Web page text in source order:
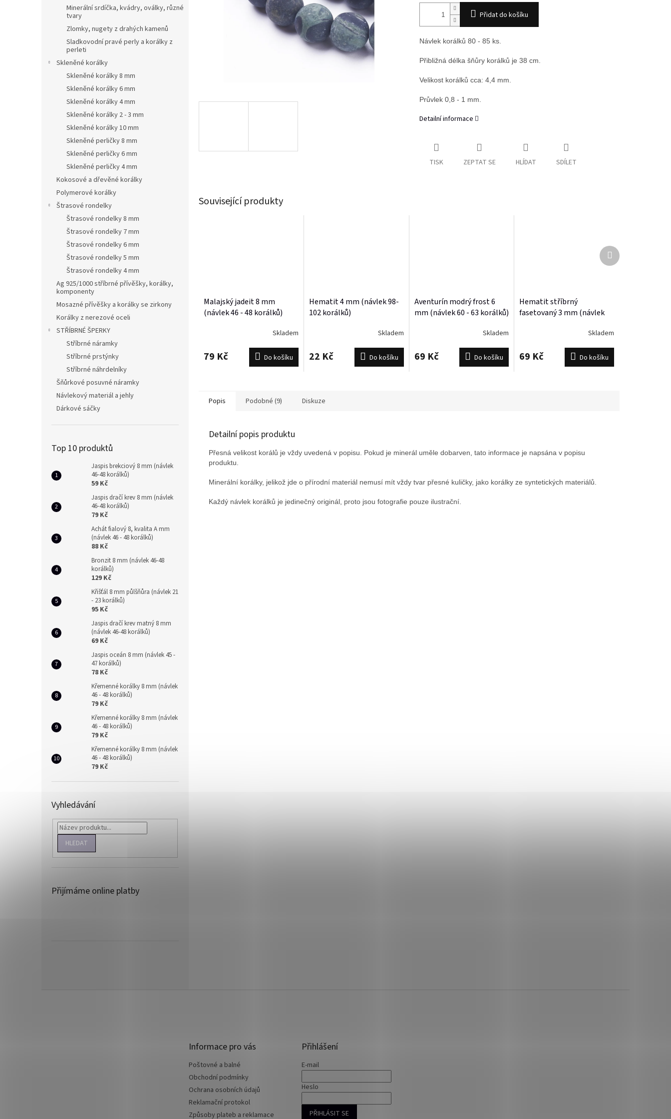
Minerální srdíčka, kvádry, oválky, různé
tvary
Zlomky, nugety z drahých kamenů
Sladkovodní pravé perly a korálky z
perleti
Skleněné korálky
Skleněné korálky 8 mm
Skleněné korálky 6 mm
Skleněné korálky 4 mm
Skleněné korálky 2 - 3 mm
Skleněné korálky 10 mm
Skleněné perličky 8 mm
Skleněné perličky 6 mm
Skleněné perličky 4 mm
Kokosové a dřevěné korálky
Polymerové korálky
Štrasové rondelky
Štrasové rondelky 8 mm
Štrasové rondelky 7 mm
Štrasové rondelky 6 mm
Štrasové rondelky 5 mm
Štrasové rondelky 4 mm
Ag 925/1000 stříbrné přívěšky, korálky,
komponenty
Mosazné přívěšky a korálky se zirkony
Korálky z nerezové oceli
STŘÍBRNÉ ŠPERKY
Stříbrné náramky
Stříbrné prstýnky
Stříbrné náhrdelníky
Šňůrkové posuvné náramky
Návlekový materiál a jehly
Dárkové sáčky
Top 10 produktů
Jaspis brekciový 8 mm (návlek
46-48 korálků)
59 Kč
Jaspis dračí krev 8 mm (návlek
46-48 korálků)
79 Kč
Achát fialový 8, kvalita A mm
(návlek 46 - 48 korálků)
88 Kč
Bronzit 8 mm (návlek 46-48
korálků)
129 Kč
Křišťál 8 mm půlšňůra (návlek 21
- 23 korálků)
95 Kč
Jaspis dračí krev matný 8 mm
(návlek 46-48 korálků)
69 Kč
Jaspis oceán 8 mm (návlek 45 -
47 korálků)
78 Kč
Křemenné korálky 8 mm (návlek
46 - 48 korálků)
79 Kč
Křemenné korálky 8 mm (návlek
46 - 48 korálků)
79 Kč
Křemenné korálky 8 mm (návlek
46 - 48 korálků)
79 Kč
Vyhledávání
HLEDAT
Přijímáme online platby
Přidat do košíku
Návlek korálků 80 - 85 ks.
Přibližná délka šňůry korálků je 38 cm.
Velikost korálků cca: 4,4 mm.
Průvlek 0,8 - 1 mm.
Detailní informace
TISK ZEPTAT SE HLÍDAT SDÍLET
Související produkty
Malajský jadeit 8 mm
(návlek 46 - 48 korálků)
Skladem
79 Kč Do košíku
Hematit 4 mm (návlek 98-
102 korálků)
Skladem
22 Kč Do košíku
Aventurín modrý frost 6
mm (návlek 60 - 63 korálků)
Skladem
69 Kč Do košíku
Hematit stříbrný
fasetovaný 3 mm (návlek
Skladem
69 Kč Do košíku
Další
produkt
Popis Podobné (9) Diskuze
Detailní popis produktu
Přesná velikost korálů je vždy uvedená v popisu. Pokud je minerál uměle dobarven, tato informace je napsána v popisu
produktu.
Minerální korálky, jelikož jde o přírodní materiál nemusí mít vždy tvar přesné kuličky, jako korálky ze syntetických materiálů.
Každý návlek korálků je jedinečný originál, proto jsou fotografie pouze ilustrační.
Informace pro vás
Poštovné a balné
Obchodní podmínky
Ochrana osobních údajů
Reklamační protokol
Způsoby plateb a reklamace
Přihlášení
E-mail
Heslo
PŘIHLÁSIT SE